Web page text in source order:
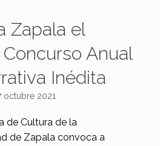
Zapala el
Anual
Inédita
octubre 2021
de Cultura de la
de Zapala convoca a